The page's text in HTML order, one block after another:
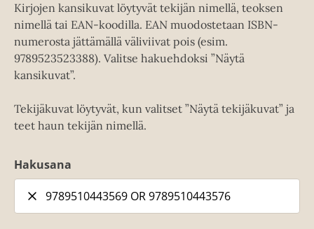
Kirjojen kansikuvat löytyvät tekijän nimellä, teoksen
nimellä tai EAN-koodilla. EAN muodostetaan ISBN-
numerosta jättämällä väliviivat pois (esim.
9789523523388). Valitse hakuehdoksi ”Näytä
kansikuvat”.
Tekijäkuvat löytyvät, kun valitset ”Näytä tekijäkuvat” ja
teet haun tekijän nimellä.
Hakusana